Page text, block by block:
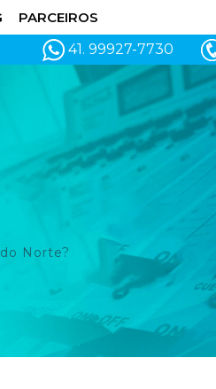
PARCEIROS
41. 99927-7730
Norte?